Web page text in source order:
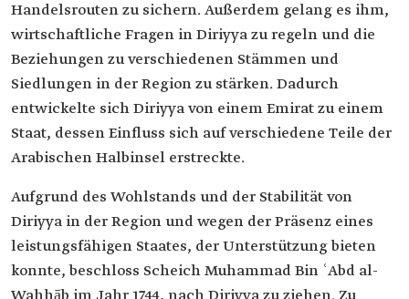
Handelsrouten zu sichern. Außerdem gelang es ihm,
wirtschaftliche Fragen in Diriyya zu regeln und die
Beziehungen zu verschiedenen Stämmen und
Siedlungen in der Region zu stärken. Dadurch
entwickelte sich Diriyya von einem Emirat zu einem
Staat, dessen Einfluss sich auf verschiedene Teile der
Arabischen Halbinsel erstreckte.
Aufgrund des Wohlstands und der Stabilität von
Diriyya in der Region und wegen der Präsenz eines
leistungsfähigen Staates, der Unterstützung bieten
konnte, beschloss Scheich Muhammad Bin ʿAbd al-